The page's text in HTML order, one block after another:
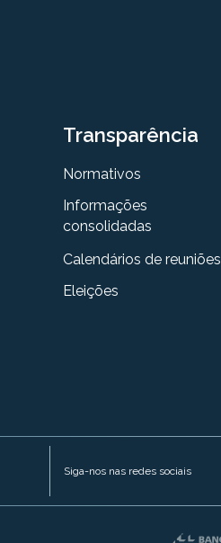
Transparência
Normativos
Informações
consolidadas
Calendários de reuniões
Eleições
Siga-nos nas redes sociais